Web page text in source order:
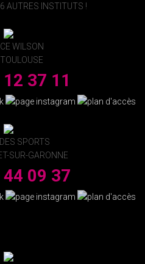
AUTRES INSTITUTS !
WILSON
37 11
SPORTS
SUR-GARONNE
09 37